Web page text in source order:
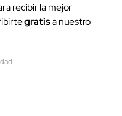
recibir la mejor
gratisa nuestro